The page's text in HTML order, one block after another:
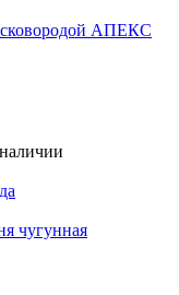
АПЕКС
чугунная